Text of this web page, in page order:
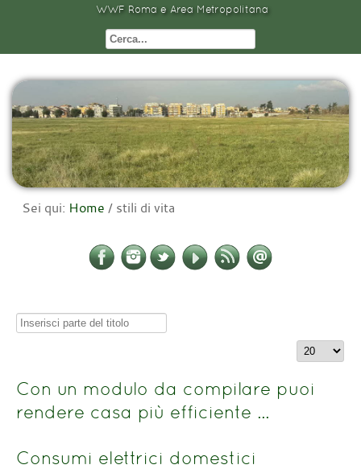
WWF Roma e Area Metropolitana
Sei qui: Home / stili di vita
Inserisci
titolo
Visualizza
Con un modulo da compilare puoi
rendere casa più efficiente …
Consumi elettrici domestici